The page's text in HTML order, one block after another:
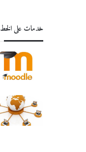
خدمات على الخط